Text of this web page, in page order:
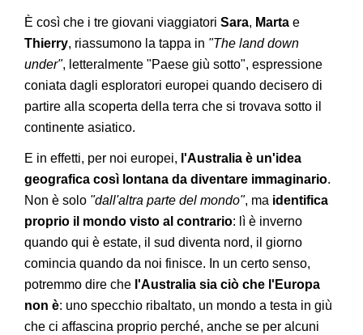
È così che i tre giovani viaggiatori Sara, Marta e
Thierry, riassumono la tappa in "The land down
under", letteralmente "Paese giù sotto", espressione
coniata dagli esploratori europei quando decisero di
partire alla scoperta della terra che si trovava sotto il
continente asiatico.
E in effetti, per noi europei, l'Australia è un'idea
geografica così lontana da diventare immaginario.
Non è solo "dall'altra parte del mondo", ma identifica
proprio il mondo visto al contrario: lì è inverno
quando qui è estate, il sud diventa nord, il giorno
comincia quando da noi finisce. In un certo senso,
potremmo dire che l'Australia sia ciò che l'Europa
non è: uno specchio ribaltato, un mondo a testa in giù
che ci affascina proprio perché, anche se per alcuni